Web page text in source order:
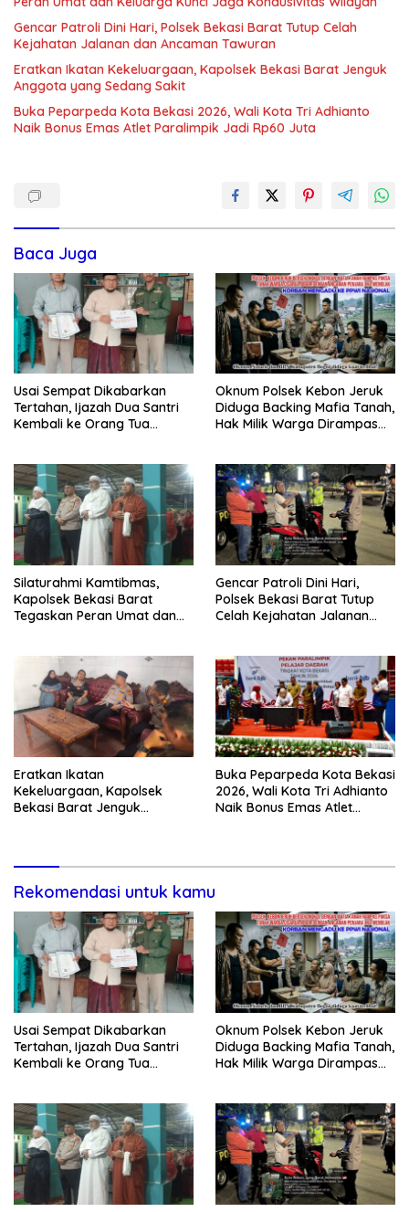
Gencar Patroli Dini Hari, Polsek Bekasi Barat Tutup Celah
Kejahatan Jalanan dan Ancaman Tawuran
Eratkan Ikatan Kekeluargaan, Kapolsek Bekasi Barat Jenguk
Anggota yang Sedang Sakit
Buka Peparpeda Kota Bekasi 2026, Wali Kota Tri Adhianto
Naik Bonus Emas Atlet Paralimpik Jadi Rp60 Juta
Baca Juga
Usai Sempat Dikabarkan
Tertahan, Ijazah Dua Santri
Kembali ke Orang Tua
Oknum Polsek Kebon Jeruk
Diduga Backing Mafia Tanah,
Hak Milik Warga Dirampas
Silaturahmi Kamtibmas,
Kapolsek Bekasi Barat
Tegaskan Peran Umat dan
Gencar Patroli Dini Hari,
Polsek Bekasi Barat Tutup
Celah Kejahatan Jalanan
Eratkan Ikatan
Kekeluargaan, Kapolsek
Bekasi Barat Jenguk
Buka Peparpeda Kota Bekasi
2026, Wali Kota Tri Adhianto
Naik Bonus Emas Atlet
Rekomendasi untuk kamu
Usai Sempat Dikabarkan
Tertahan, Ijazah Dua Santri
Kembali ke Orang Tua
Oknum Polsek Kebon Jeruk
Diduga Backing Mafia Tanah,
Hak Milik Warga Dirampas